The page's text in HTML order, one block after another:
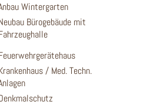
Wintergarten
Bürogebäude mit
/ Med. Techn.